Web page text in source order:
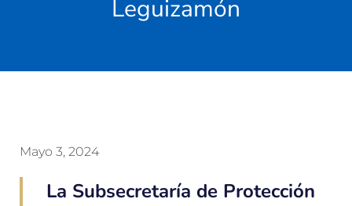
Leguizamón
Mayo 3, 2024
La Subsecretaría de Protección